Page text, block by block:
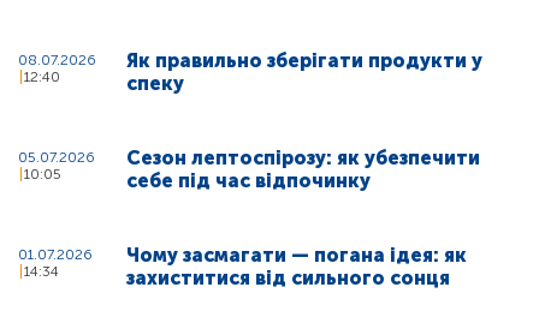
08.07.2026
12:40
Як правильно зберігати продукти у
спеку
05.07.2026
10:05
Сезон лептоспірозу: як убезпечити
себе під час відпочинку
01.07.2026
14:34
Чому засмагати — погана ідея: як
захиститися від сильного сонця